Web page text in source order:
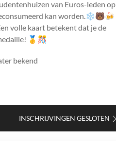
van Euros-leden op
kan worden.❄🐻🍻
volle kaart betekent dat je de
🥇🎊
bekend
INSCHRIJVINGEN GESLOTEN